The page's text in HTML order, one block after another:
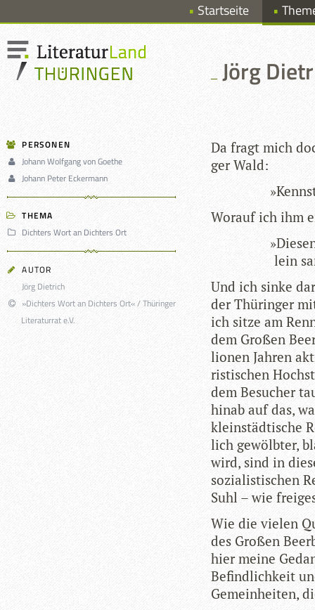
Startseite
Jörg
PERSONEN
Johann Wolfgang von Goethe
Johann Peter Eckermann
THEMA
Dichters Wort an Dichters Ort
AUTOR
Jörg Dietrich
»Dichters Wort an Dichters Ort« / Thüringer
Literaturrat e.V.
Da fragt mich
ger Wald:
»
Wor­auf ich ihm
»
lein
Und ich sinke
der Thü­rin­ger
ich sitze am
dem Gro­ßen
lio­nen Jah­ren
ris­ti­schen
dem Besu­cher
hinab auf das,
klein­städ­ti­sche
lich gewölb­ter,
wird, sind in
sozia­lis­ti­schen
Suhl – wie
Wie die vie­len
des Gro­ßen
hier meine
Befind­lich­keit
Gemein­hei­ten,